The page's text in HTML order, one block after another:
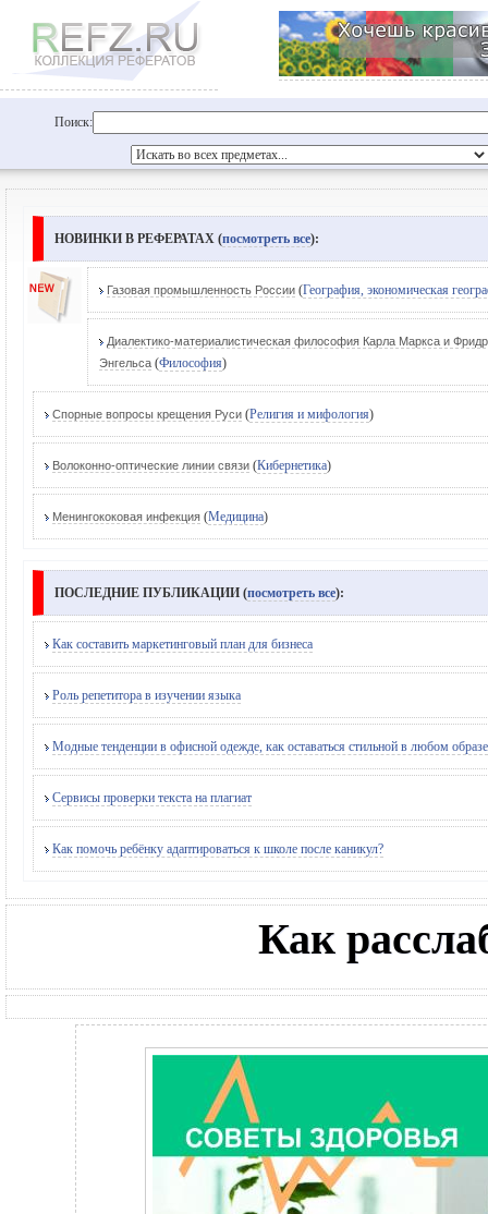
Поиск:
НОВИНКИ В РЕФЕРАТАХ (посмотреть все):
Газовая промышленность России (География, экономическая
Диалектико-материалистическая философия Карла Маркса и
Энгельса (Философия)
Спорные вопросы крещения Руси (Религия и мифология)
Волоконно-оптические линии связи (Кибернетика)
Менингококовая инфекция (Медицина)
ПОСЛЕДНИЕ ПУБЛИКАЦИИ (посмотреть все):
Как составить маркетинговый план для бизнеса
Роль репетитора в изучении языка
Модные тенденции в офисной одежде, как оставаться стильной в любом образе
Сервисы проверки текста на плагиат
Как помочь ребёнку адаптироваться к школе после каникул?
Как